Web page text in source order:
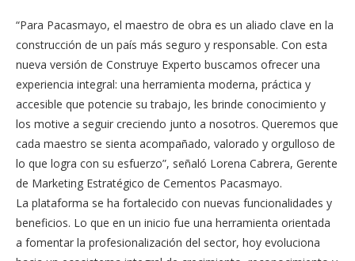
“Para Pacasmayo, el maestro de obra es un aliado clave en la
construcción de un país más seguro y responsable. Con esta
nueva versión de Construye Experto buscamos ofrecer una
experiencia integral: una herramienta moderna, práctica y
accesible que potencie su trabajo, les brinde conocimiento y
los motive a seguir creciendo junto a nosotros. Queremos que
cada maestro se sienta acompañado, valorado y orgulloso de
lo que logra con su esfuerzo”, señaló Lorena Cabrera, Gerente
de Marketing Estratégico de Cementos Pacasmayo.
La plataforma se ha fortalecido con nuevas funcionalidades y
beneficios. Lo que en un inicio fue una herramienta orientada
a fomentar la profesionalización del sector, hoy evoluciona